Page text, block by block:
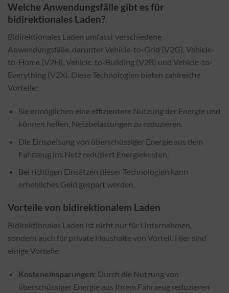
Welche Anwendungsfälle gibt es für
bidirektionales Laden?
Bidirektionales Laden umfasst verschiedene
Anwendungsfälle, darunter Vehicle-to-Grid (V2G), Vehicle-
to-Home (V2H), Vehicle-to-Building (V2B) und Vehicle-to-
Everything (V2X). Diese Technologien bieten zahlreiche
Vorteile:
Sie ermöglichen eine effizientere Nutzung der Energie und
können helfen, Netzbelastungen zu reduzieren.
Die Einspeisung von überschüssiger Energie aus dem
Fahrzeug ins Netz reduziert Energiekosten.
Bei richtigen Einsätzen dieser Technologien kann
erhebliches Geld gespart werden.
Vorteile von bidirektionalem Laden
Bidirektionales Laden ist nicht nur für Unternehmen,
sondern auch für private Haushalte von Vorteil. Hier sind
einige Vorteile:
Kosteneinsparungen: Durch die Nutzung von
überschüssiger Energie aus Ihrem Fahrzeug reduzieren